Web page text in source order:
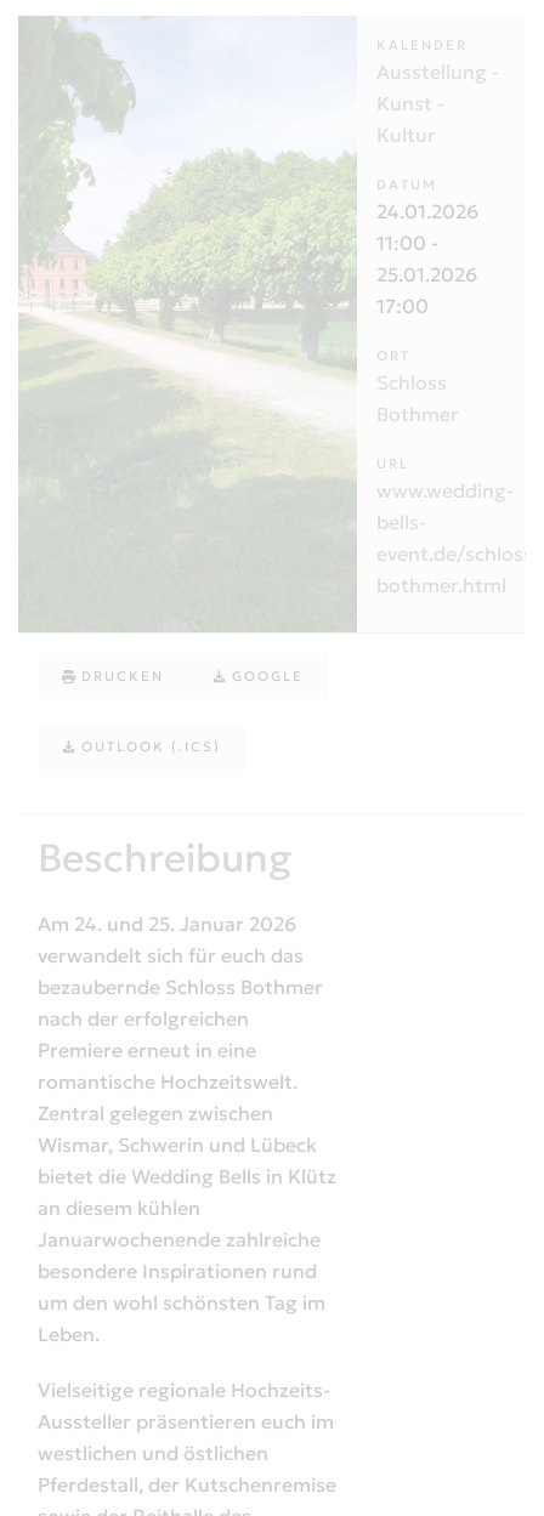
KALENDER
Ausstellung -
Kunst -
Kultur
DATUM
24.01.2026
11:00 -
25.01.2026
17:00
ORT
Schloss
Bothmer
URL
www.wedding-
bells-
event.de/schloss-
bothmer.html
DRUCKEN GOOGLE
OUTLOOK (.ICS)
Beschreibung
Am 24. und 25. Januar 2026
verwandelt sich für euch das
bezaubernde Schloss Bothmer
nach der erfolgreichen
Premiere erneut in eine
romantische Hochzeitswelt.
Zentral gelegen zwischen
Wismar, Schwerin und Lübeck
bietet die Wedding Bells in Klütz
an diesem kühlen
Januarwochenende zahlreiche
besondere Inspirationen rund
um den wohl schönsten Tag im
Leben.
Vielseitige regionale Hochzeits-
Aussteller präsentieren euch im
westlichen und östlichen
Pferdestall, der Kutschenremise